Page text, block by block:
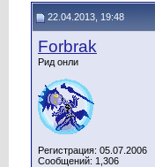
22.04.2013, 19:48
Forbrak
Рид онли
Регистрация: 05.07.2006
Сообщений: 1,306